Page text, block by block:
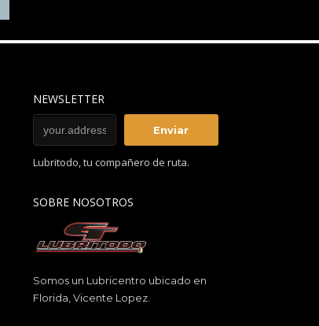
NEWSLETTER
Lubritodo, tu compañero de ruta.
SOBRE NOSOTROS
Somos un Lubricentro ubicado en
Florida, Vicente Lopez.